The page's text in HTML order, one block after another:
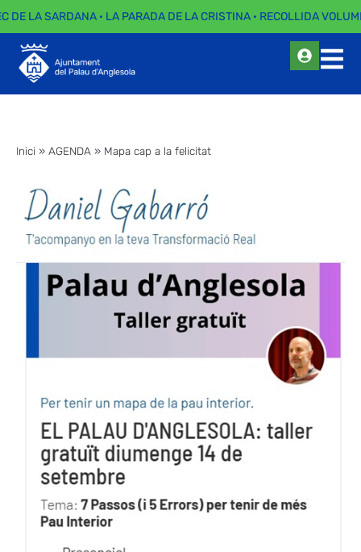
DE LA SARDANA · LA PARADA DE LA CRISTINA · RECOLLIDA
Inici » AGENDA » Mapa cap a la felicitat